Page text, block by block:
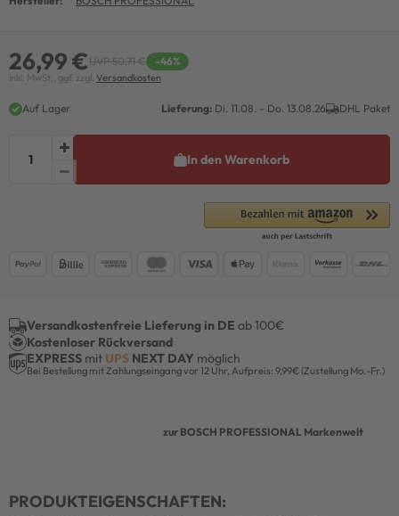
26,99 €UVP 50,71 € -46%
inkl. MwSt., ggf. zzgl. Versandkosten
Auf Lager Lieferung: Di. 11.08. - Do. 13.08.26 DHL Paket
In den Warenkorb
Versandkostenfreie Lieferung in DE ab 100€
Kostenloser Rückversand
EXPRESS mit UPS NEXT DAY möglich
Bei Bestellung mit Zahlungseingang vor 12 Uhr, Aufpreis: 9,99€ (Zustellung Mo.-Fr.)
zur BOSCH PROFESSIONAL Markenwelt
PRODUKTEIGENSCHAFTEN: